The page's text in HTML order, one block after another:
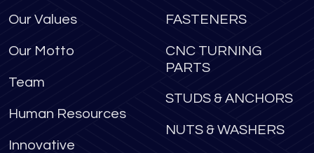
Our Values
Our Motto
Team
Human Resources
Innovative
FASTENERS
CNC TURNING
PARTS
STUDS & ANCHORS
NUTS & WASHERS